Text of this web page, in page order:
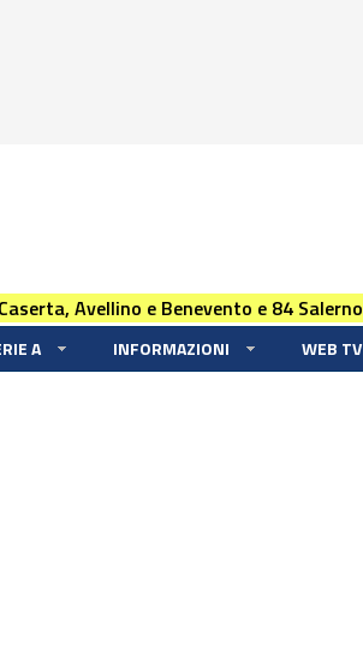
Avellino e Benevento e 84 Salerno
A INFORMAZIONI WEB TV